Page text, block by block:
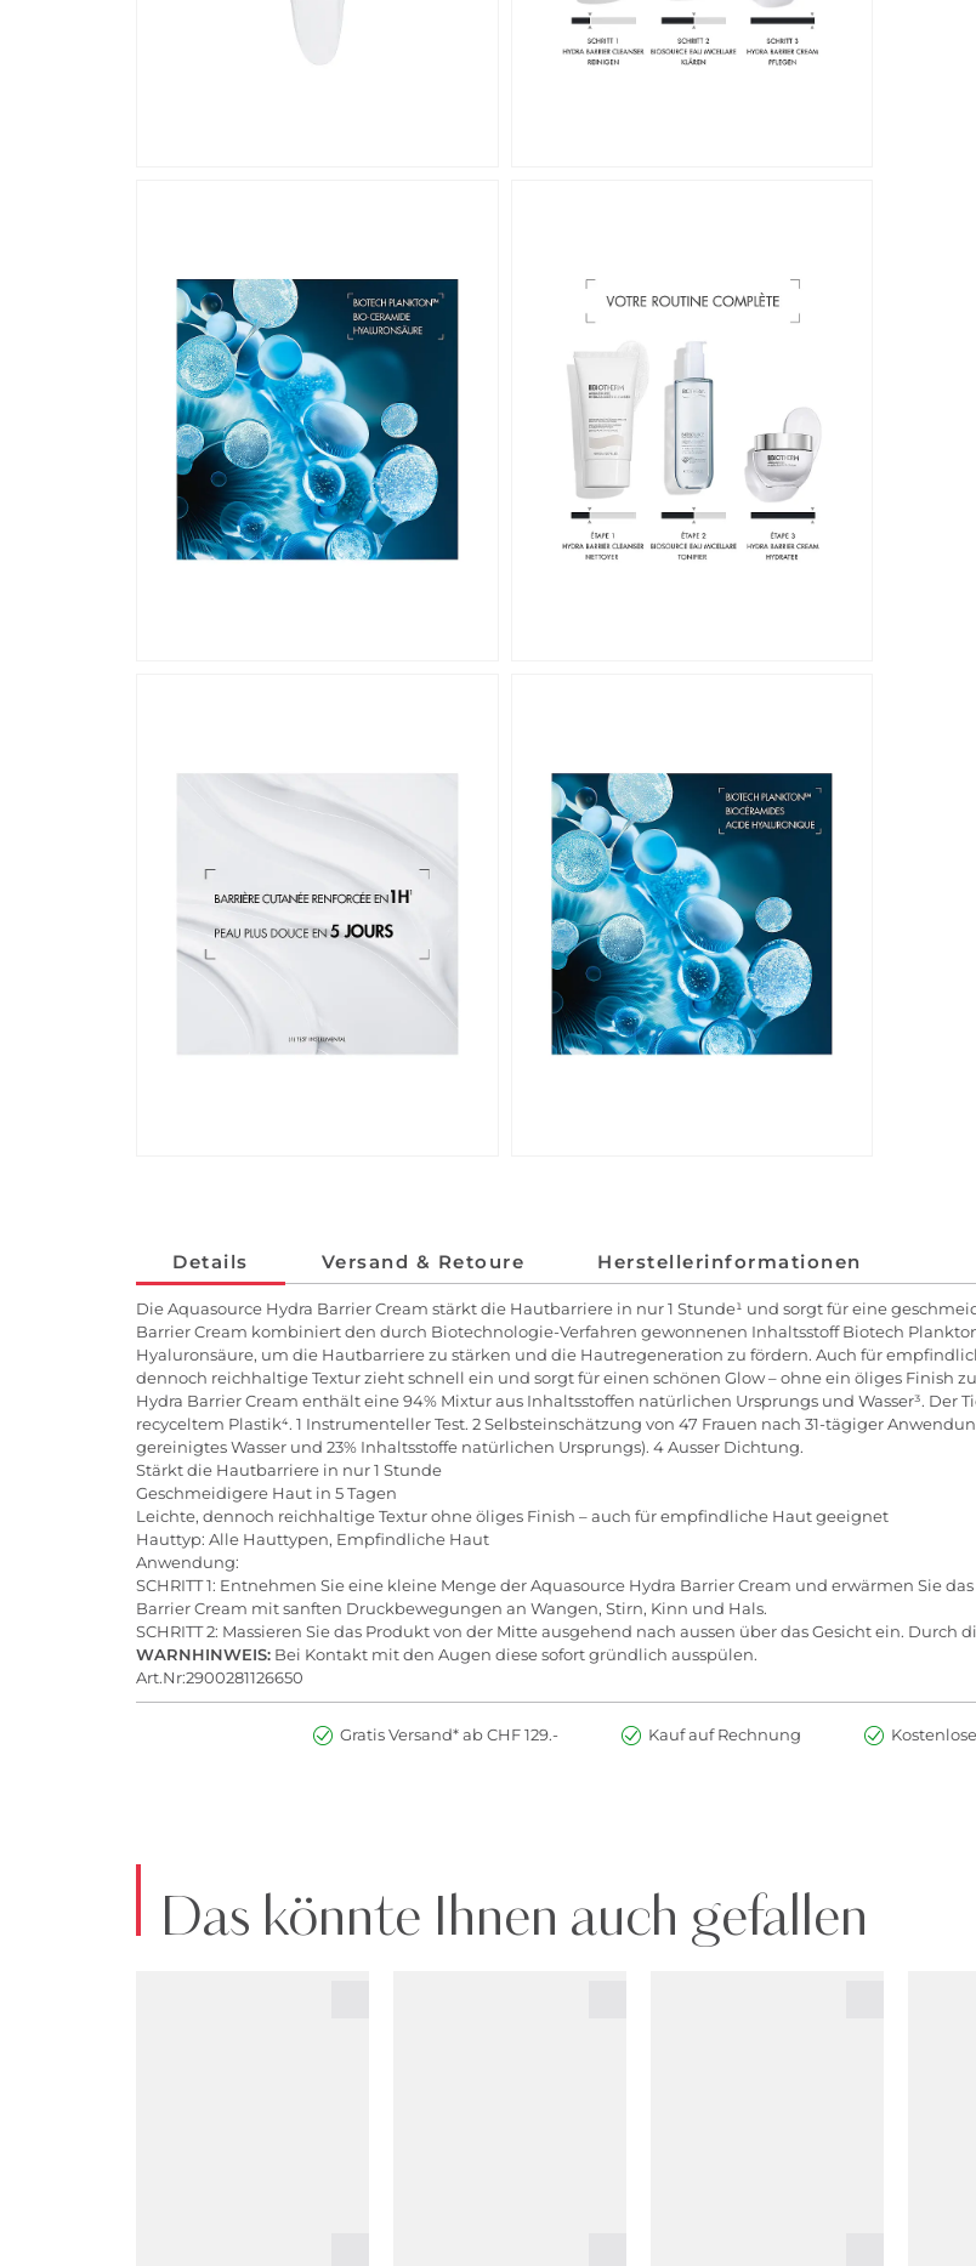
Details Versand & Retoure Herstellerinformationen
Die Aquasource Hydra Barrier Cream stärkt die Hautbarriere in nur 1 Stunde¹ und sorgt für eine
Barrier Cream kombiniert den durch Biotechnologie-Verfahren gewonnenen Inhaltsstoff Biotech
Hyaluronsäure, um die Hautbarriere zu stärken und die Hautregeneration zu fördern. Auch für
dennoch reichhaltige Textur zieht schnell ein und sorgt für einen schönen Glow – ohne ein öliges Finish
Hydra Barrier Cream enthält eine 94% Mixtur aus Inhaltsstoffen natürlichen Ursprungs und Wasser³. Der
recyceltem Plastik⁴. 1 Instrumenteller Test. 2 Selbsteinschätzung von 47 Frauen nach 31-tägiger
gereinigtes Wasser und 23% Inhaltsstoffe natürlichen Ursprungs). 4 Ausser Dichtung.
Stärkt die Hautbarriere in nur 1 Stunde
Geschmeidigere Haut in 5 Tagen
Leichte, dennoch reichhaltige Textur ohne öliges Finish – auch für empfindliche Haut geeignet
Hauttyp: Alle Hauttypen, Empfindliche Haut
Anwendung:
SCHRITT 1: Entnehmen Sie eine kleine Menge der Aquasource Hydra Barrier Cream und erwärmen Sie
Barrier Cream mit sanften Druckbewegungen an Wangen, Stirn, Kinn und Hals.
SCHRITT 2: Massieren Sie das Produkt von der Mitte ausgehend nach aussen über das Gesicht ein.
WARNHINWEIS: Bei Kontakt mit den Augen diese sofort gründlich ausspülen.
Art.Nr:2900281126650
Gratis Versand* ab CHF 129.- Kauf auf Rechnung
Das könnte Ihnen auch gefallen